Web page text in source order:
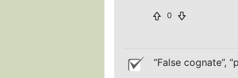
0
“False cognate”,